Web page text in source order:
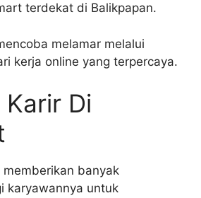
terdekat di Balikpapan.
melamar melalui
kerja online yang terpercaya.
Karir Di
banyak
karyawannya untuk